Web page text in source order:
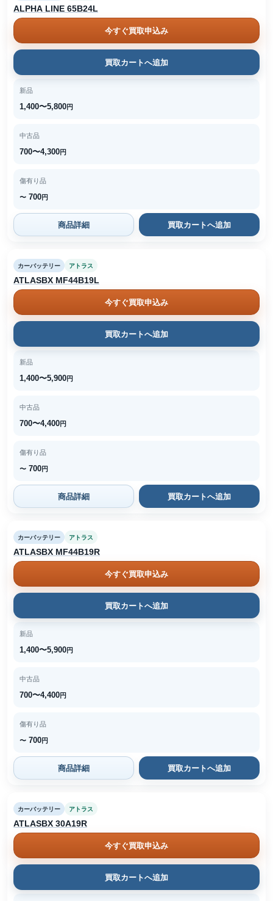
ALPHA LINE 65B24L
今すぐ買取申込み
買取カートへ追加
新品
1,400〜5,800円
中古品
700〜4,300円
傷有り品
〜 700円
商品詳細 買取カートへ追加
カーバッテリー アトラス
ATLASBX MF44B19L
今すぐ買取申込み
買取カートへ追加
新品
1,400〜5,900円
中古品
700〜4,400円
傷有り品
〜 700円
商品詳細 買取カートへ追加
カーバッテリー アトラス
ATLASBX MF44B19R
今すぐ買取申込み
買取カートへ追加
新品
1,400〜5,900円
中古品
700〜4,400円
傷有り品
〜 700円
商品詳細 買取カートへ追加
カーバッテリー アトラス
ATLASBX 30A19R
今すぐ買取申込み
買取カートへ追加